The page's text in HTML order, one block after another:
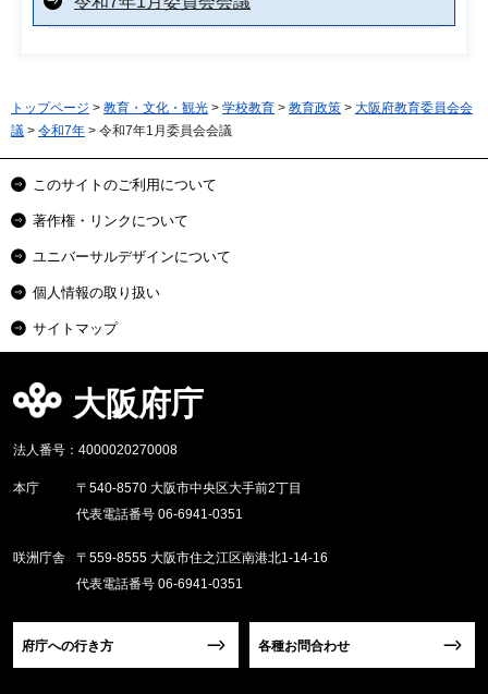
トップページ > 教育・文化・観光 > 学校教育 > 教育政策 > 大阪府教育委員会会
議 > 令和7年 > 令和7年1月委員会会議
このサイトのご利用について
著作権・リンクについて
ユニバーサルデザインについて
個人情報の取り扱い
サイトマップ
大阪府庁
法人番号：4000020270008
本庁
〒540-8570 大阪市中央区大手前2丁目
代表電話番号 06-6941-0351
咲洲庁舎
〒559-8555 大阪市住之江区南港北1-14-16
代表電話番号 06-6941-0351
府庁への行き方 各種お問合わせ